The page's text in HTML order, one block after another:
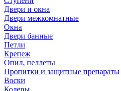
Двери и окна
Двери межкомнатные
Окна
Двери банные
Петли
Крепеж
Опил, пеллеты
Пропитки и защитные препараты
Воски
Колеры